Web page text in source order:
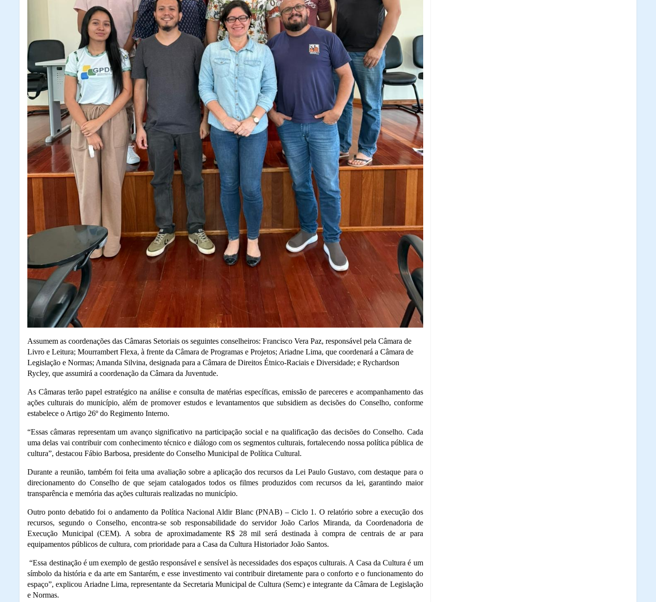
Assumem as coordenações das Câmaras Setoriais os seguintes conselheiros: Francisco Vera Paz, responsável pela Câmara de
Livro e Leitura; Mourrambert Flexa, à frente da Câmara de Programas e Projetos; Ariadne Lima, que coordenará a Câmara de
Legislação e Normas; Amanda Silvina, designada para a Câmara de Direitos Étnico-Raciais e Diversidade; e Rychardson
Rycley, que assumirá a coordenação da Câmara da Juventude.
As Câmaras terão papel estratégico na análise e consulta de matérias específicas, emissão de pareceres e acompanhamento das
ações culturais do município, além de promover estudos e levantamentos que subsidiem as decisões do Conselho, conforme
estabelece o Artigo 26º do Regimento Interno.
“Essas câmaras representam um avanço significativo na participação social e na qualificação das decisões do Conselho. Cada
uma delas vai contribuir com conhecimento técnico e diálogo com os segmentos culturais, fortalecendo nossa política pública de
cultura”, destacou Fábio Barbosa, presidente do Conselho Municipal de Política Cultural.
Durante a reunião, também foi feita uma avaliação sobre a aplicação dos recursos da Lei Paulo Gustavo, com destaque para o
direcionamento do Conselho de que sejam catalogados todos os filmes produzidos com recursos da lei, garantindo maior
transparência e memória das ações culturais realizadas no município.
Outro ponto debatido foi o andamento da Política Nacional Aldir Blanc (PNAB) – Ciclo 1. O relatório sobre a execução dos
recursos, segundo o Conselho, encontra-se sob responsabilidade do servidor João Carlos Miranda, da Coordenadoria de
Execução Municipal (CEM). A sobra de aproximadamente R$ 28 mil será destinada à compra de centrais de ar para
equipamentos públicos de cultura, com prioridade para a Casa da Cultura Historiador João Santos.
“Essa destinação é um exemplo de gestão responsável e sensível às necessidades dos espaços culturais. A Casa da Cultura é um
símbolo da história e da arte em Santarém, e esse investimento vai contribuir diretamente para o conforto e o funcionamento do
espaço”, explicou Ariadne Lima, representante da Secretaria Municipal de Cultura (Semc) e integrante da Câmara de Legislação
e Normas.